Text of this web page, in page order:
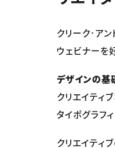
クリーク･ア
ウェビナーを
デザインの基
クリエイティ
タイポグラフ
クリエイティ